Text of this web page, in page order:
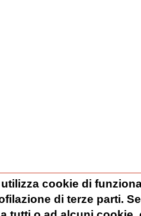
cookie di
di terze parti.